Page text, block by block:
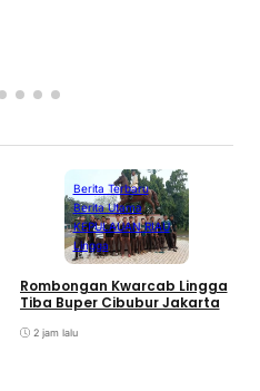
Berita Terbaru
Berita Utama
KEPULAUAN RIAU
Lingga
Rombongan Kwarcab Lingga
Tiba Buper Cibubur Jakarta
2 jam lalu